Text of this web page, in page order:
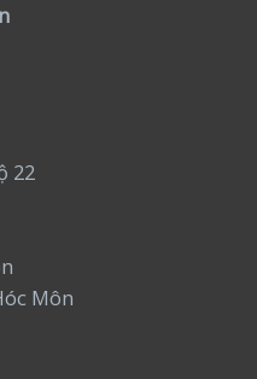
22
Môn